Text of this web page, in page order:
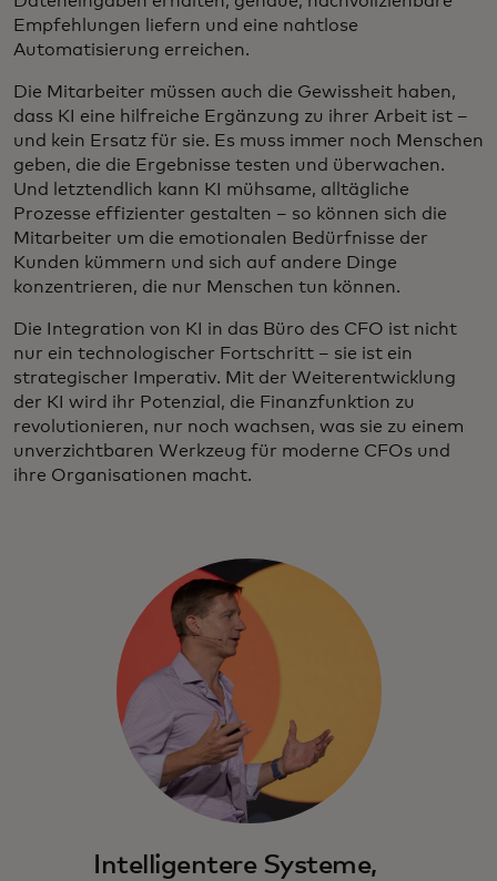
Empfehlungen liefern und eine nahtlose
Automatisierung erreichen.
Die Mitarbeiter müssen auch die Gewissheit haben,
dass KI eine hilfreiche Ergänzung zu ihrer Arbeit ist –
und kein Ersatz für sie. Es muss immer noch Menschen
geben, die die Ergebnisse testen und überwachen.
Und letztendlich kann KI mühsame, alltägliche
Prozesse effizienter gestalten – so können sich die
Mitarbeiter um die emotionalen Bedürfnisse der
Kunden kümmern und sich auf andere Dinge
konzentrieren, die nur Menschen tun können.
Die Integration von KI in das Büro des CFO ist nicht
nur ein technologischer Fortschritt – sie ist ein
strategischer Imperativ. Mit der Weiterentwicklung
der KI wird ihr Potenzial, die Finanzfunktion zu
revolutionieren, nur noch wachsen, was sie zu einem
unverzichtbaren Werkzeug für moderne CFOs und
ihre Organisationen macht.
Intelligentere Systeme,